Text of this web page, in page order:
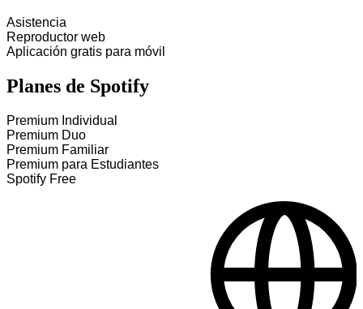
Asistencia
Reproductor web
Aplicación gratis para móvil
Planes de Spotify
Premium Individual
Premium Duo
Premium Familiar
Premium para Estudiantes
Spotify Free